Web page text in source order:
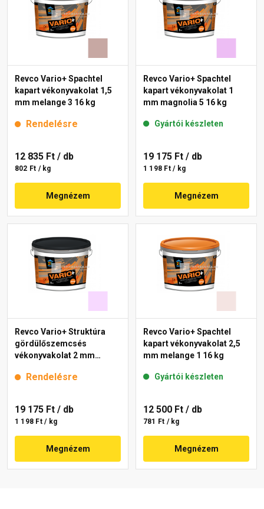
Revco Vario+ Spachtel
kapart vékonyvakolat 1,5
mm melange 3 16 kg
Rendelésre
12 835 Ft / db
802 Ft / kg
Megnézem
Revco Vario+ Spachtel
kapart vékonyvakolat 1
mm magnolia 5 16 kg
Gyártói készleten
19 175 Ft / db
1 198 Ft / kg
Megnézem
Revco Vario+ Struktúra
gördülőszemcsés
vékonyvakolat 2 mm
Rendelésre
19 175 Ft / db
1 198 Ft / kg
Megnézem
Revco Vario+ Spachtel
kapart vékonyvakolat 2,5
mm melange 1 16 kg
Gyártói készleten
12 500 Ft / db
781 Ft / kg
Megnézem